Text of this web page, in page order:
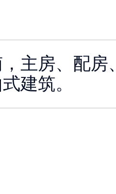
主房、配房
建筑。